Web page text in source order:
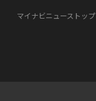
マイナビニューストップ